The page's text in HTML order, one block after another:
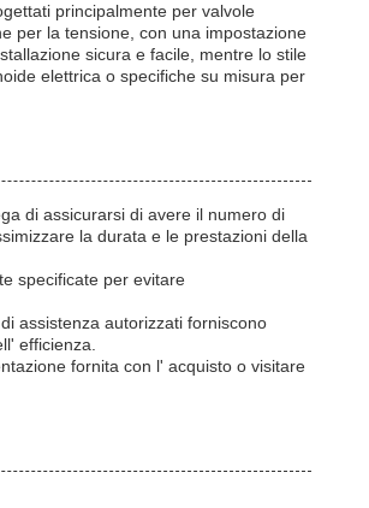
principalmente per valvole
per la tensione, con una impostazione
sicura e facile, mentre lo stile
elettrica o specifiche su misura per
di assicurarsi di avere il numero di
la durata e le prestazioni della
specificate per evitare
assistenza autorizzati forniscono
efficienza.
fornita con l' acquisto o visitare